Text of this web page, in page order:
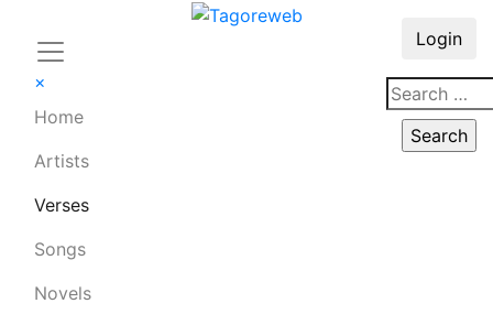
×
Home
Artists
Verses
Songs
Novels
Login